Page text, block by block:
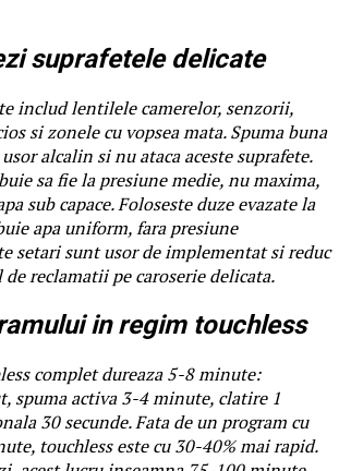
suprafetele delicate
includ lentilele camerelor, senzorii,
si zonele cu vopsea mata. Spuma buna
alcalin si nu ataca aceste suprafete.
sa fie la presiune medie, nu maxima,
sub capace. Foloseste duze evazate la
apa uniform, fara presiune
setari sunt usor de implementat si reduc
reclamatii pe caroserie delicata.
in regim touchless
complet dureaza 5-8 minute:
spuma activa 3-4 minute, clatire 1
30 secunde. Fata de un program cu
touchless este cu 30-40% mai rapid.